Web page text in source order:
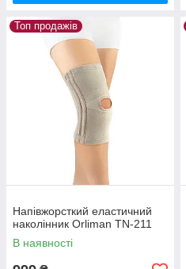
Топ продажів
Напівжорсткий еластичний
наколінник Orliman TN-211
В наявності